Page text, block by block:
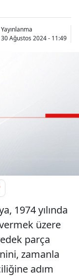
Yayınlanma
30 Ağustos 2024 - 11:49
1974 yılında
üzere
parça
zamanla
adım